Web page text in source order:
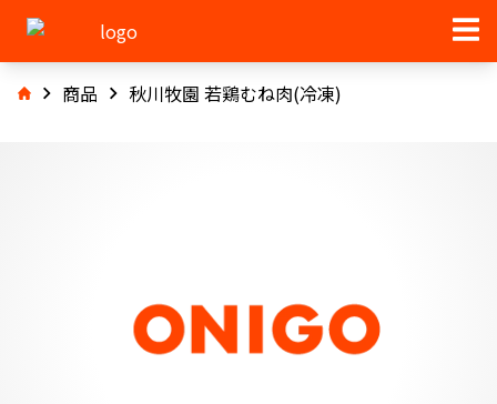
商品 秋川牧園 若鶏むね肉(冷凍)